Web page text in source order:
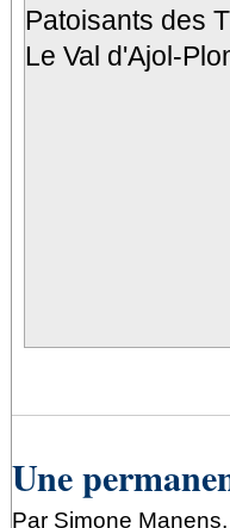
Patoisants des
Le Val d'Ajol-
Une
Par Simone